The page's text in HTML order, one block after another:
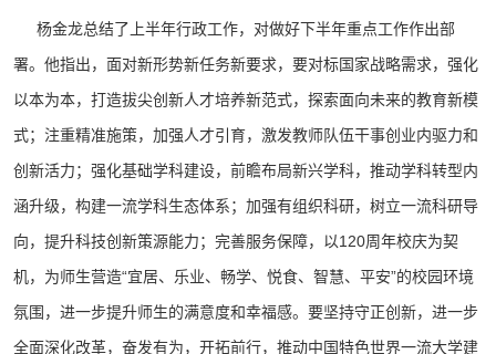
杨金龙总结了上半年行政工作，对做好下半年重点工作作出部
署。他指出，面对新形势新任务新要求，要对标国家战略需求，强化
以本为本，打造拔尖创新人才培养新范式，探索面向未来的教育新模
式；注重精准施策，加强人才引育，激发教师队伍干事创业内驱力和
创新活力；强化基础学科建设，前瞻布局新兴学科，推动学科转型内
涵升级，构建一流学科生态体系；加强有组织科研，树立一流科研导
向，提升科技创新策源能力；完善服务保障，以120周年校庆为契
机，为师生营造“宜居、乐业、畅学、悦食、智慧、平安”的校园环境
氛围，进一步提升师生的满意度和幸福感。要坚持守正创新，进一步
全面深化改革，奋发有为，开拓前行，推动中国特色世界一流大学建